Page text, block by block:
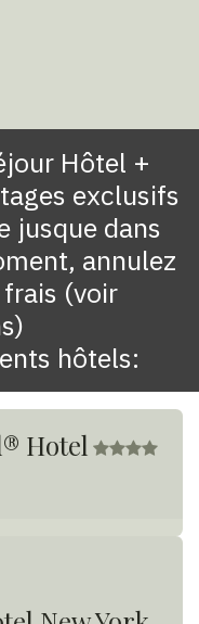
Hôtel +
exclusifs
jusque dans
annulez
(voir
hôtels:
Hotel